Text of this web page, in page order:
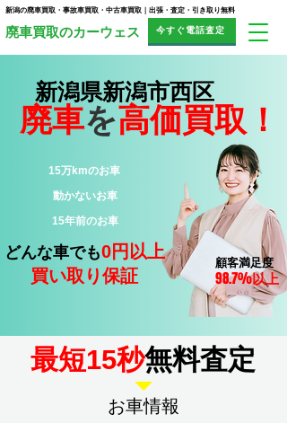
今すぐ電話査定
​廃車買取のカーウェス
新潟の廃車買取・事故車買取・中古車買取｜出張・査定・引き取り無料
新潟県新潟市西区
廃車を高価買取！
15万kmのお車
​動かないお車
15年前のお車
どんな車でも0円以上
買い取り保証
顧客満足度
98.7%以上
​最短15秒無料査定
​お車情報